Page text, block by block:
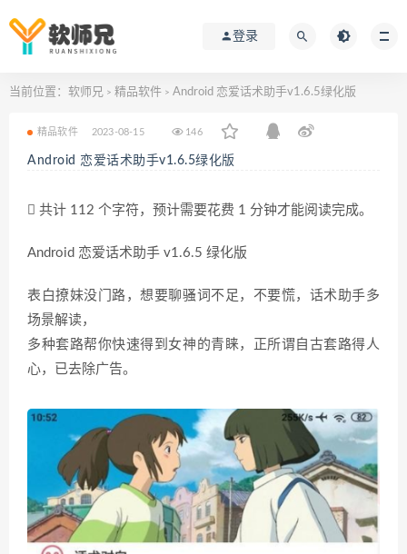
登录
当前位置： 软师兄 > 精品软件 > Android 恋爱话术助手v1.6.5绿化版
精品软件 2023-08-15 146
Android 恋爱话术助手v1.6.5绿化版
共计 112 个字符，预计需要花费 1 分钟才能阅读完成。
Android 恋爱话术助手 v1.6.5 绿化版
表白撩妹没门路，想要聊骚词不足，不要慌，话术助手多
场景解读，
多种套路帮你快速得到女神的青睐，正所谓自古套路得人
心，已去除广告。